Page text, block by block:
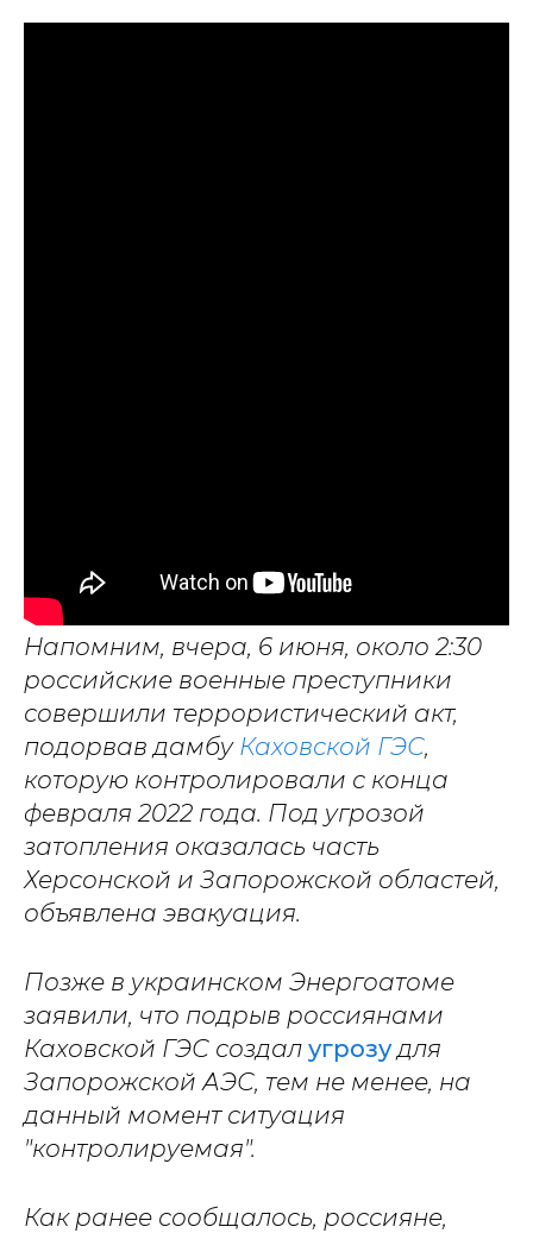
Напомним, вчера, 6 июня, около 2:30
российские военные преступники
совершили террористический акт,
подорвав дамбу Каховской ГЭС,
которую контролировали с конца
февраля 2022 года. Под угрозой
затопления оказалась часть
Херсонской и Запорожской областей,
объявлена эвакуация.
Позже в украинском Энергоатоме
заявили, что подрыв россиянами
Каховской ГЭС создал угрозудля
Запорожской АЭС, тем не менее, на
данный момент ситуация
"контролируемая".
Как ранее сообщалось, россияне,